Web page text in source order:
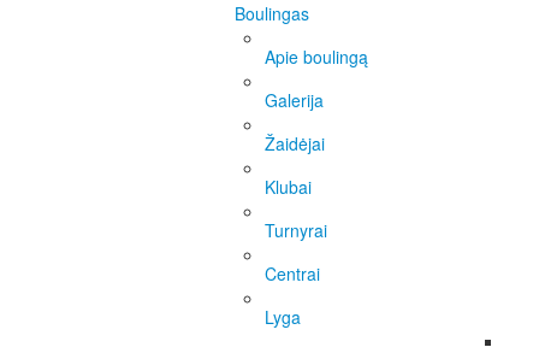
Boulingas
Apie boulingą
Galerija
Žaidėjai
Klubai
Turnyrai
Centrai
Lyga